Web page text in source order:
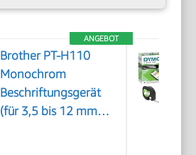
ANGEBOT
Brother PT-H110
Monochrom
Beschriftungsgerät
(für 3,5 bis 12 mm